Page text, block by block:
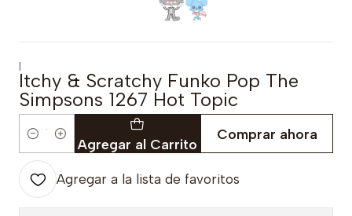
|
Itchy & Scratchy Funko Pop The
Simpsons 1267 Hot Topic
Cantidad Agregar al Carrito
Comprar ahora
Agregar a la lista de favoritos